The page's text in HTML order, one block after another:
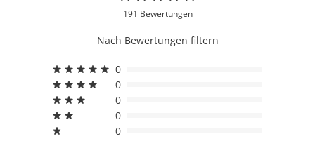
191 Bewertungen
Nach Bewertungen filtern
0
0
0
0
0